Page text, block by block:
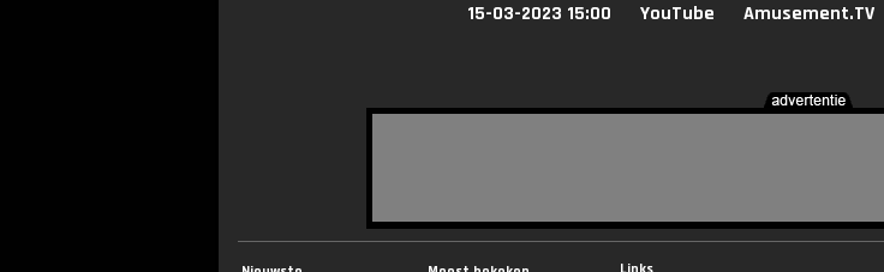
15-03-2023 15:00 YouTube Amusement.TV